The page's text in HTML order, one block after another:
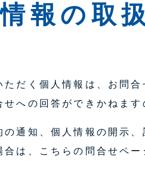
報の取
だく個人情報は、お問
への回答ができかねます
通知、個人情報の開示
は、こちらの問合せペー